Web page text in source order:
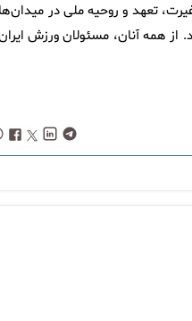
تعهد و روحیه ملی در
از همه آنان، مسئولان ورزش